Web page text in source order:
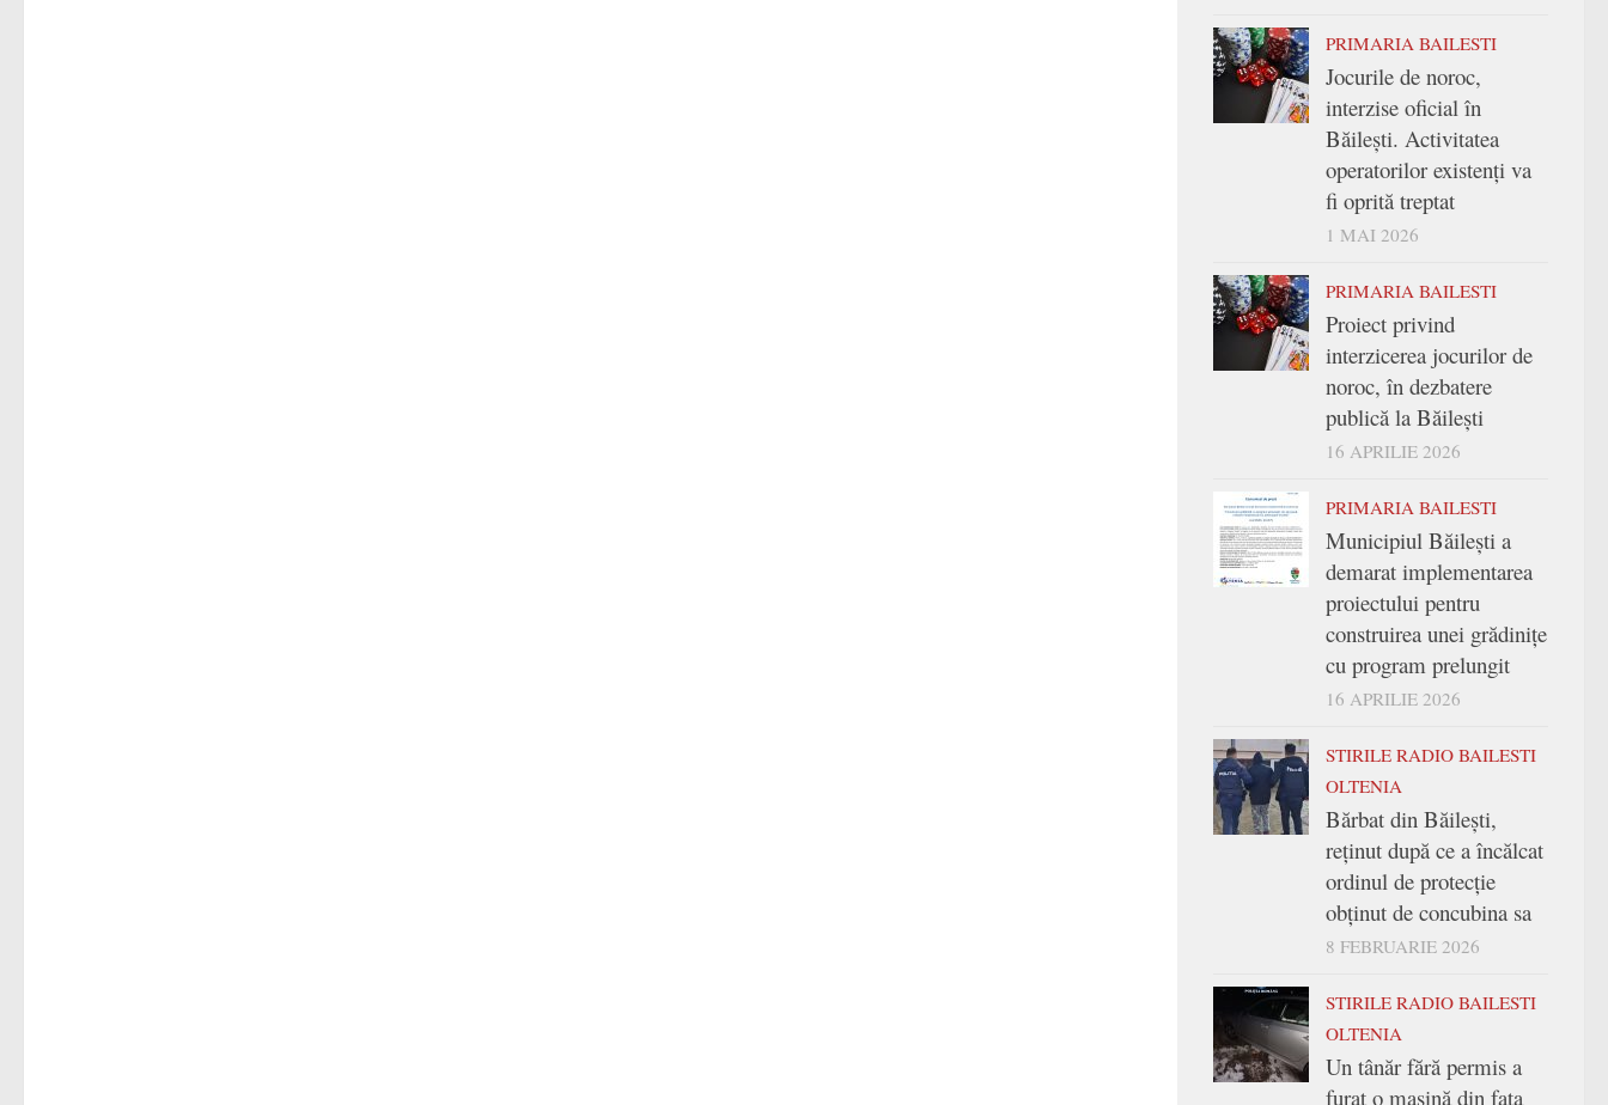
PRIMARIA BAILESTI
Jocurile de noroc,
interzise oficial în
Băilești. Activitatea
operatorilor existenți va
fi oprită treptat
1 MAI 2026
PRIMARIA BAILESTI
Proiect privind
interzicerea jocurilor de
noroc, în dezbatere
publică la Băilești
16 APRILIE 2026
PRIMARIA BAILESTI
Municipiul Băilești a
demarat implementarea
proiectului pentru
construirea unei grădinițe
cu program prelungit
16 APRILIE 2026
STIRILE RADIO BAILESTI
OLTENIA
Bărbat din Băilești,
reținut după ce a încălcat
ordinul de protecție
obținut de concubina sa
8 FEBRUARIE 2026
STIRILE RADIO BAILESTI
OLTENIA
Un tânăr fără permis a
furat o mașină din fața